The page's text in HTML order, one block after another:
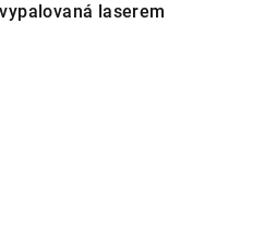
vypalovaná laserem